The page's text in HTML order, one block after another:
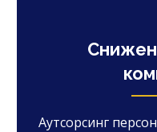
Аутсорсинг